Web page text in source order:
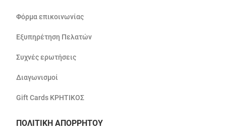
Φόρμα επικοινωνίας
Εξυπηρέτηση Πελατών
Συχνές ερωτήσεις
Διαγωνισμοί
Gift Cards ΚΡΗΤΙΚΟΣ
ΠΟΛΙΤΙΚΗ ΑΠΟΡΡΗΤΟΥ